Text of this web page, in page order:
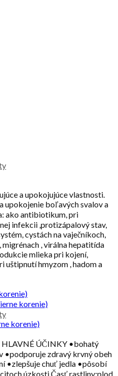
a upokojujúce vlastnosti.
upokojenie boľavých svalov a
ako antibiotikum, pri
infekcii ,protizápalový stav,
cystách na vaječníkoch,
, virálna hepatitída
mlieka pri kojení,
uštipnutí hmyzom , hadom a
korenie)
HLAVNÉ ÚČINKY •bohatý
•podporuje zdravý krvný obeh
•zlepšuje chuť jedla •pôsobí
úzkosti Časť rastliny:plod